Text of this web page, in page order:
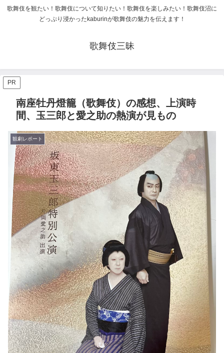
歌舞伎を観たい！歌舞伎について知りたい！歌舞伎を楽しみたい！歌舞伎沼に
どっぷり浸かったkaburinが歌舞伎の魅力を伝えます！
歌舞伎三昧
PR
南座牡丹燈籠（歌舞伎）の感想、上演時
間、玉三郎と愛之助の熱演が見もの
観劇レポート